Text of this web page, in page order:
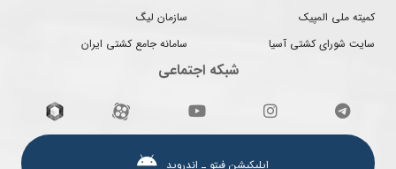
کمیته ملی المپیک
سایت شورای کشتی آسیا
سازمان لیگ
سامانه جامع کشتی ایران
شبکه اجتماعی
اپلیکیشن فیتو ـ اندروید